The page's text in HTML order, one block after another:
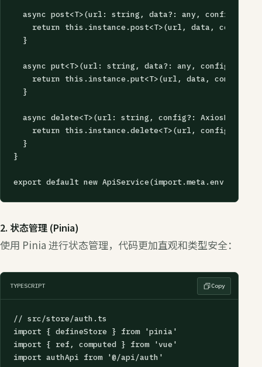
async post<T>(url: string, data?: any, config?:
    return this.instance.post<T>(url, data, config)
  }
async put<T>(url: string, data?: any, config?:
    return this.instance.put<T>(url, data, config)
  }
async delete<T>(url: string, config?:
    return this.instance.delete<T>(url, config)
  }
}
export default new
2. 状态管理 (Pinia)
使用 Pinia 进行状态管理，代码更加直观和类型安全：
TYPESCRIPT Copy
// src/store/auth.ts
import { defineStore } from 'pinia'
import { ref, computed } from 'vue'
import authApi from '@/api/auth'